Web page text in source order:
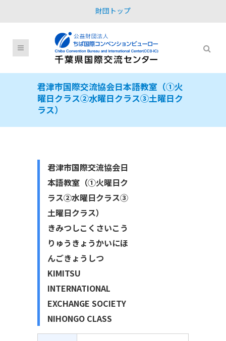
財団トップ
君津市国際交流協会日本語教室（①火
曜日クラス②水曜日クラス③土曜日ク
ラス）
君津市国際交流協会日
本語教室（①火曜日ク
ラス②水曜日クラス③
土曜日クラス）
きみつしこくさいこう
りゅうきょうかいにほ
んごきょうしつ
KIMITSU
INTERNATIONAL
EXCHANGE SOCIETY
NIHONGO CLASS